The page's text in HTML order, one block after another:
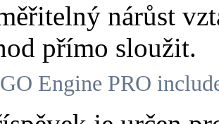
nárůst
přímo sloužit.
Engine PRO